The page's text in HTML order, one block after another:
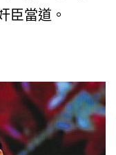
臣當道。